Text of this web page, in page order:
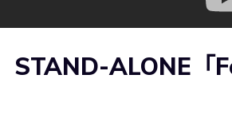
STAND-ALONE「